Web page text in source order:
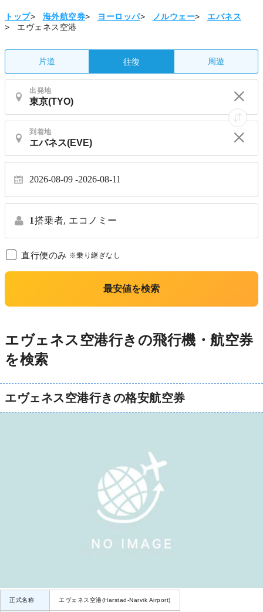
トップ> 海外航空券> ヨーロッパ> ノルウェー>
エバネス
>
エヴェネス空港
片道 往復 周遊
出発地
到着地
2026-08-09 2026-08-11
1搭乗者, エコノミー
直行便のみ ※乗り継ぎなし
最安値を検索
エヴェネス空港行きの飛行機・航空券
を検索
エヴェネス空港行きの格安航空券
正式名称 エヴェネス空港(Harstad-Narvik Airport)